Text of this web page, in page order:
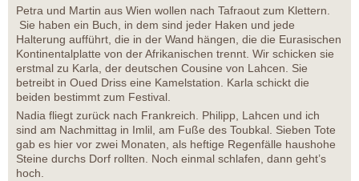
Petra und Martin aus Wien wollen nach Tafraout zum Klettern.
Sie haben ein Buch, in dem sind jeder Haken und jede
Halterung aufführt, die in der Wand hängen, die die Eurasischen
Kontinentalplatte von der Afrikanischen trennt. Wir schicken sie
erstmal zu Karla, der deutschen Cousine von Lahcen. Sie
betreibt in Oued Driss eine Kamelstation. Karla schickt die
beiden bestimmt zum Festival.
Nadia fliegt zurück nach Frankreich. Philipp, Lahcen und ich
sind am Nachmittag in Imlil, am Fuße des Toubkal. Sieben Tote
gab es hier vor zwei Monaten, als heftige Regenfälle haushohe
Steine durchs Dorf rollten. Noch einmal schlafen, dann geht’s
hoch.